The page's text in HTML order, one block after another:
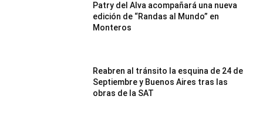
Patry del Alva acompañará una nueva
edición de “Randas al Mundo” en
Monteros
Reabren al tránsito la esquina de 24 de
Septiembre y Buenos Aires tras las
obras de la SAT